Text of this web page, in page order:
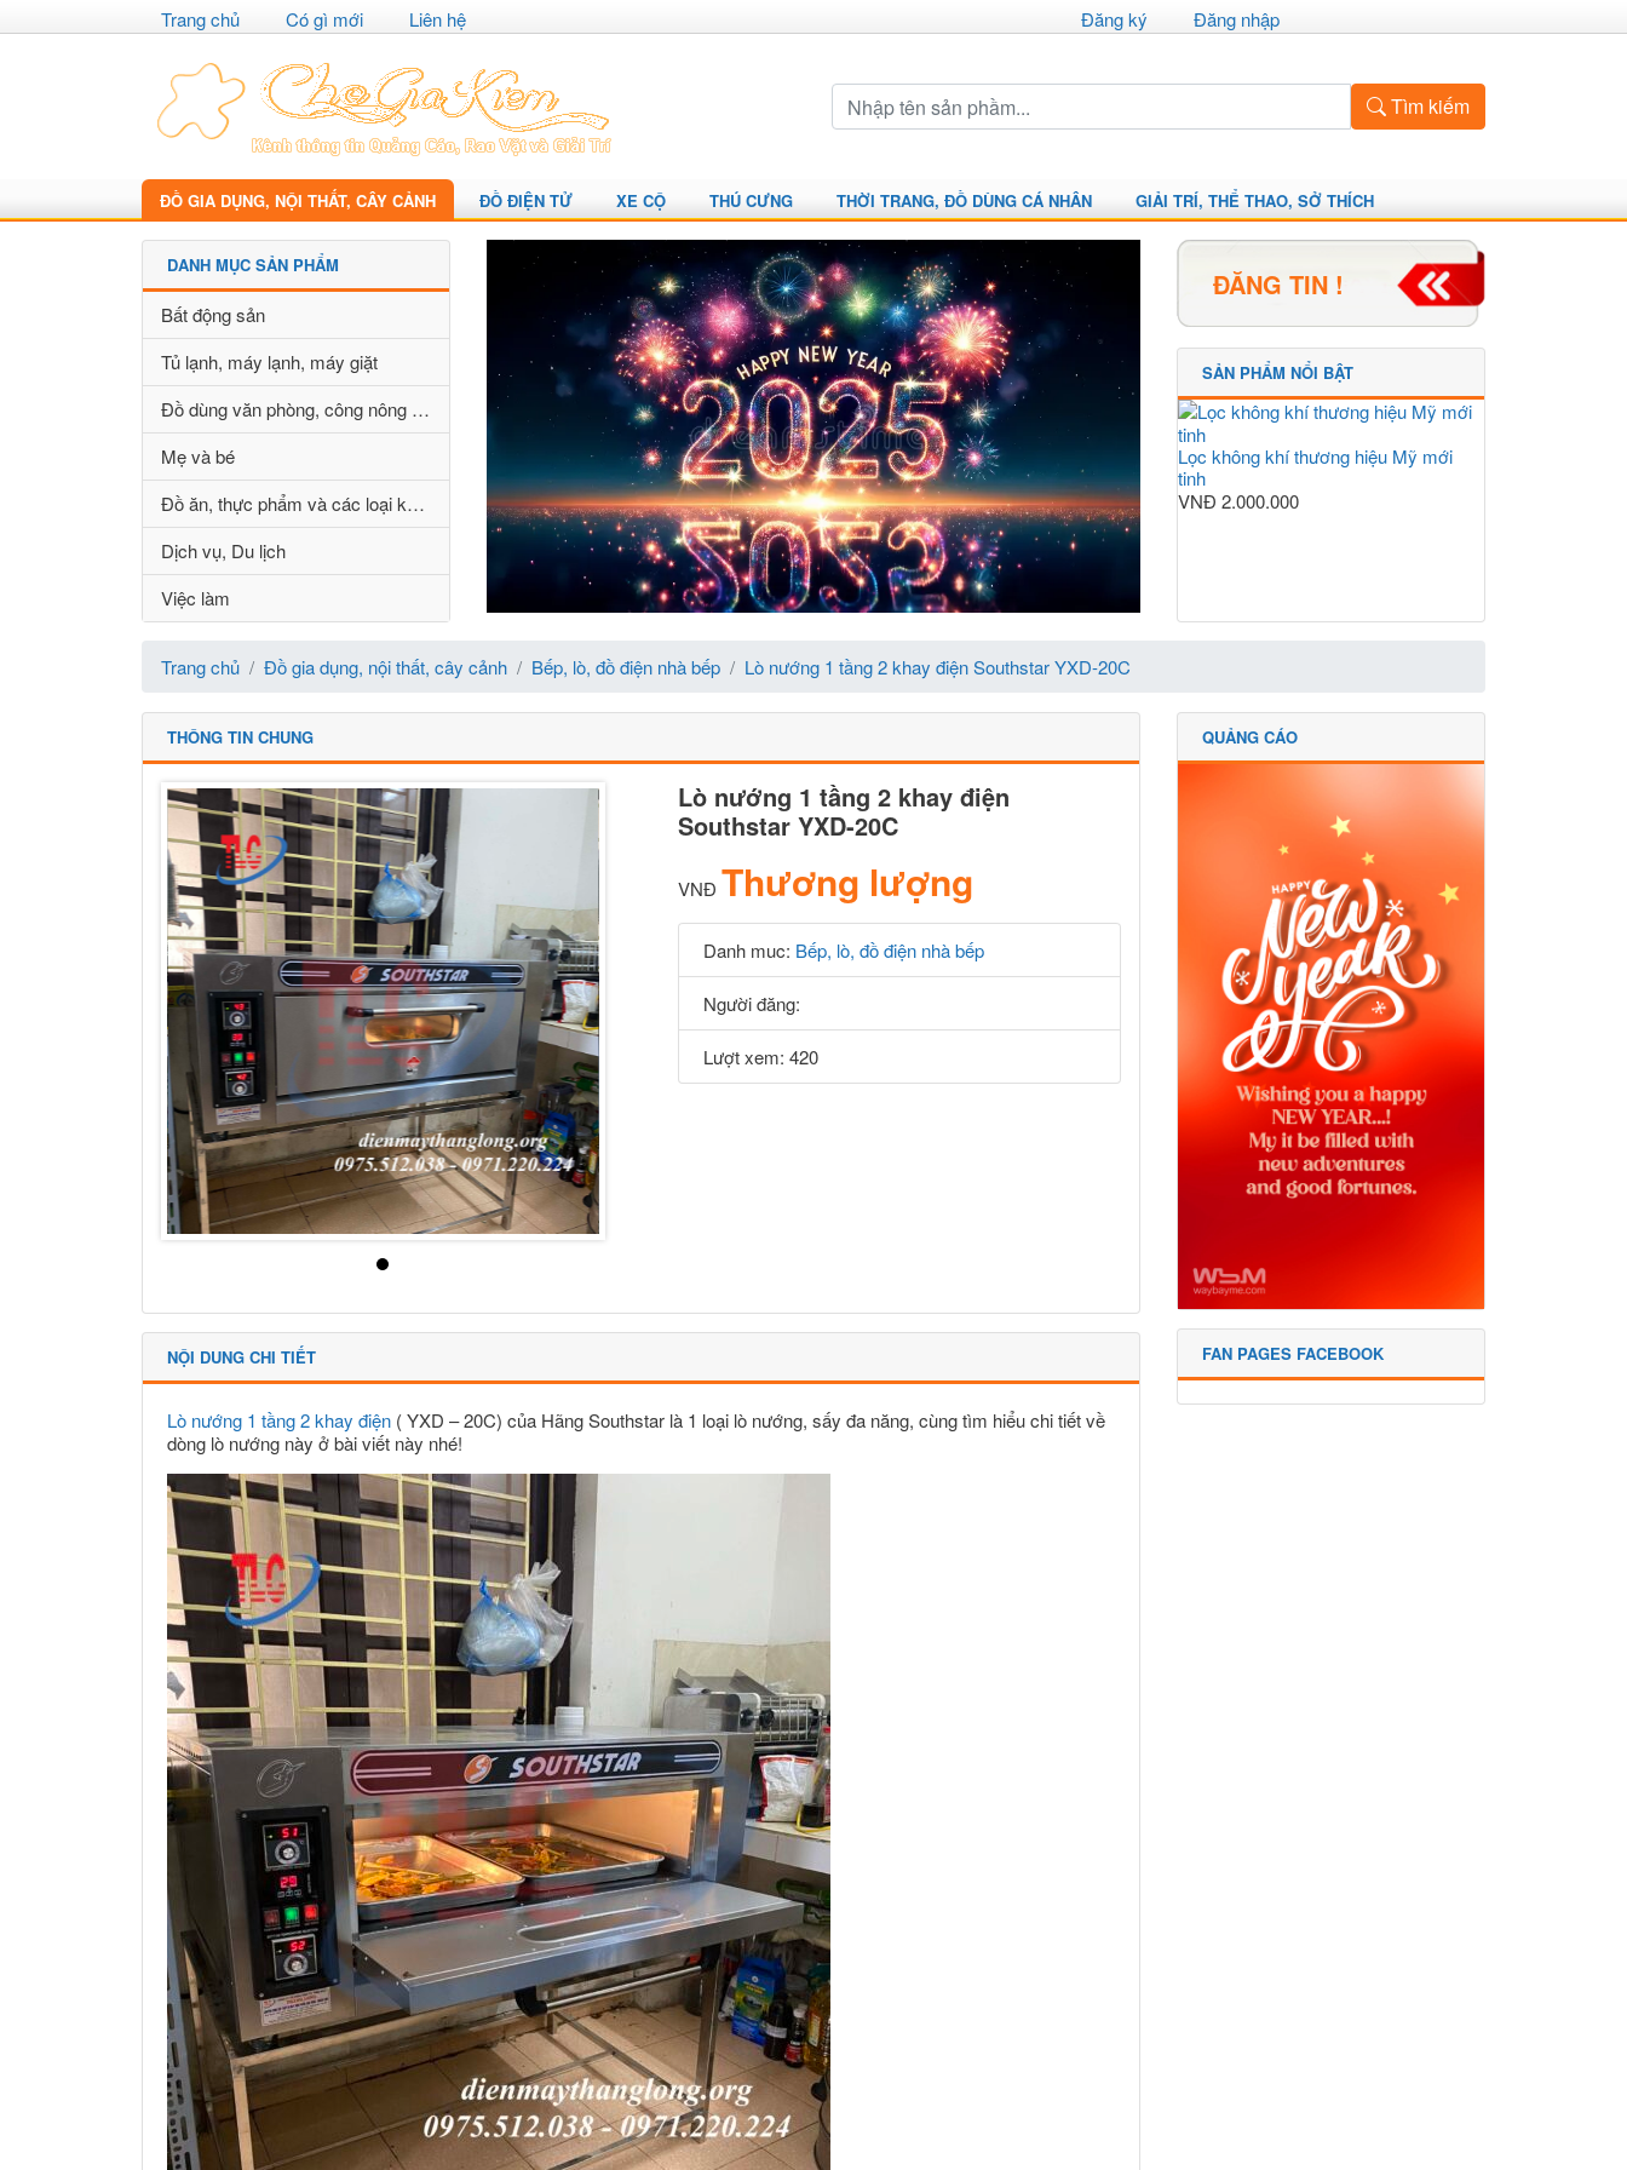
Trang chủ Có gì mới Liên hệ Đăng ký Đăng nhập
Tìm kiếm
ĐỒ GIA DỤNG, NỘI THẤT, CÂY CẢNH ĐỒ ĐIỆN TỬ XE CỘ THÚ CƯNG THỜI TRANG, ĐỒ DÙNG CÁ NHÂN GIẢI TRÍ, THỂ THAO, SỞ THÍCH
DANH MỤC SẢN PHẨM
Bất động sản
Tủ lạnh, máy lạnh, máy giặt
Đồ dùng văn phòng, công nông nghiệp
Mẹ và bé
Đồ ăn, thực phẩm và các loại khác
Dịch vụ, Du lịch
Việc làm
ĐĂNG TIN !
SẢN PHẨM NỔI BẬT
Lọc không khí thương hiệu Mỹ mới
tinh
VNĐ 2.000.000
Trang chủ Đồ gia dụng, nội thất, cây cảnh Bếp, lò, đồ điện nhà bếp Lò nướng 1 tầng 2 khay điện Southstar YXD-20C
THÔNG TIN CHUNG
Lò nướng 1 tầng 2 khay điện
Southstar YXD-20C
VNĐ Thương lượng
Danh muc: Bếp, lò, đồ điện nhà bếp
Người đăng:
Lượt xem: 420
NỘI DUNG CHI TIẾT
Lò nướng 1 tầng 2 khay điện ( YXD – 20C) của Hãng Southstar là 1 loại lò nướng, sấy đa năng, cùng tìm hiểu chi tiết về
dòng lò nướng này ở bài viết này nhé!
QUẢNG CÁO
FAN PAGES FACEBOOK